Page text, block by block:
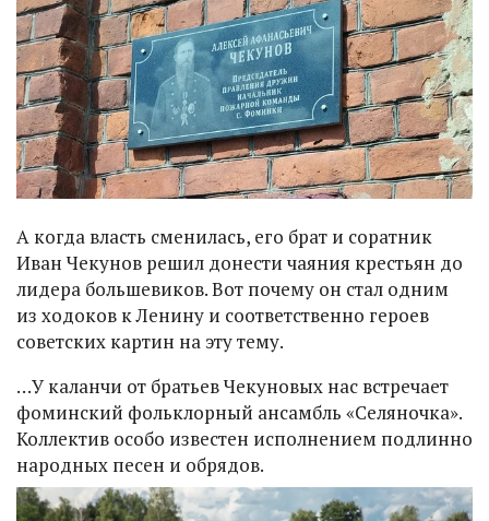
А когда власть сменилась, его брат и соратник
Иван Чекунов решил донести чаяния крестьян до
лидера большевиков. Вот почему он стал одним
из ходоков к Ленину и соответственно героев
советских картин на эту тему.
…У каланчи от братьев Чекуновых нас встречает
фоминский фольклорный ансамбль «Селяночка».
Коллектив особо известен исполнением подлинно
народных песен и обрядов.